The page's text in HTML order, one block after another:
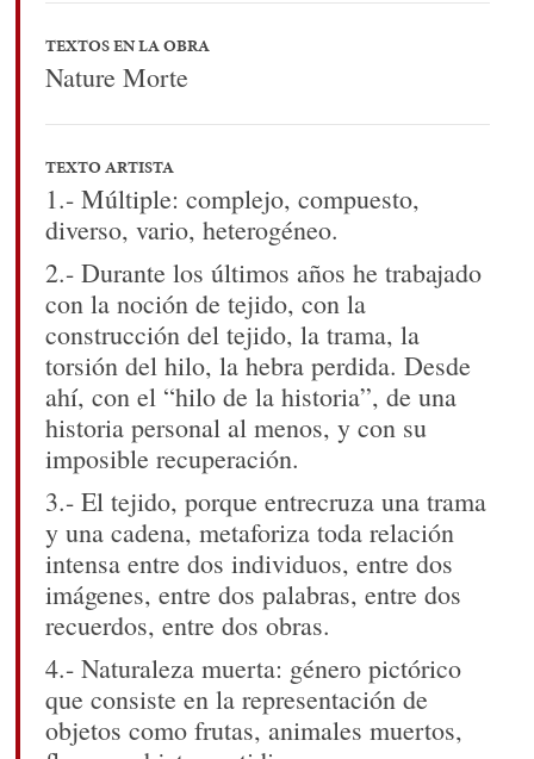
TEXTOS EN LA OBRA
Nature Morte
TEXTO ARTISTA
1.- Múltiple: complejo, compuesto,
diverso, vario, heterogéneo.
2.- Durante los últimos años he trabajado
con la noción de tejido, con la
construcción del tejido, la trama, la
torsión del hilo, la hebra perdida. Desde
ahí, con el “hilo de la historia”, de una
historia personal al menos, y con su
imposible recuperación.
3.- El tejido, porque entrecruza una trama
y una cadena, metaforiza toda relación
intensa entre dos individuos, entre dos
imágenes, entre dos palabras, entre dos
recuerdos, entre dos obras.
4.- Naturaleza muerta: género pictórico
que consiste en la representación de
objetos como frutas, animales muertos,